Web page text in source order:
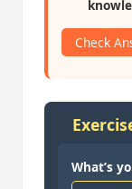
Check
What’s